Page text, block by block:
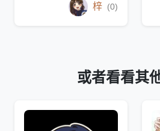
梓 (0)
或者看看其